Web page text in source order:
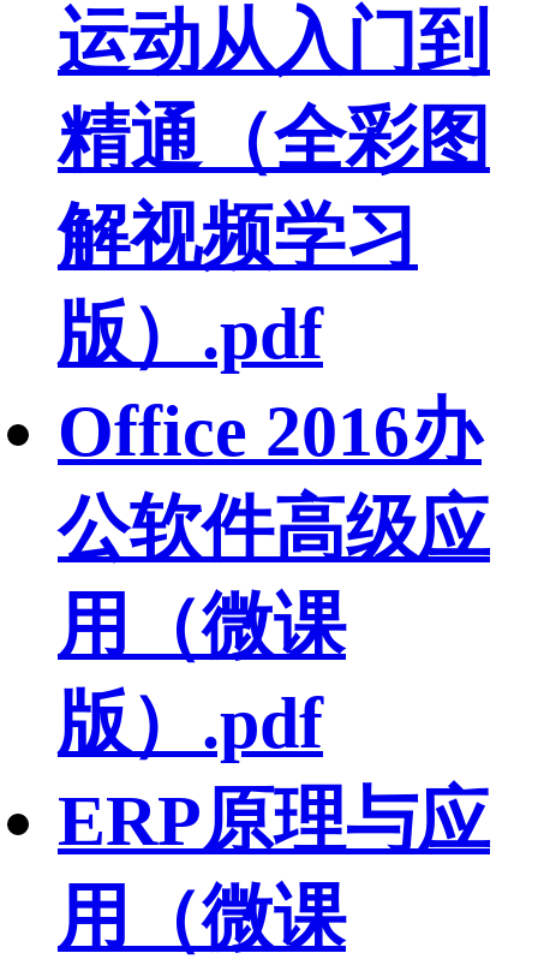
运动从入门到
精通（全彩图
解视频学习
版）.pdf
Office 2016办
公软件高级应
用（微课
版）.pdf
ERP原理与应
用（微课